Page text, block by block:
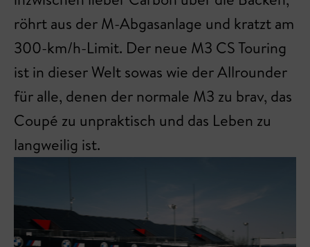
röhrt aus der M-Abgasanlage und kratzt am
300-km/h-Limit. Der neue M3 CS Touring
ist in dieser Welt sowas wie der Allrounder
für alle, denen der normale M3 zu brav, das
Coupé zu unpraktisch und das Leben zu
langweilig ist.